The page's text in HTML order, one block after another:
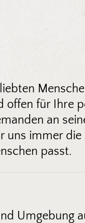
offen für Ihre
an
uns immer die
passt.
Umgebung